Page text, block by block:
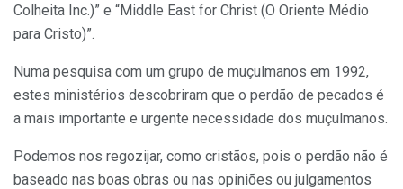
Colheita Inc.)” e “Middle East for Christ (O Oriente Médio
para Cristo)”.
Numa pesquisa com um grupo de muçulmanos em 1992,
estes ministérios descobriram que o perdão de pecados é
a mais importante e urgente necessidade dos muçulmanos.
Podemos nos regozijar, como cristãos, pois o perdão não é
baseado nas boas obras ou nas opiniões ou julgamentos